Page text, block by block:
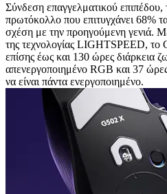
Σύνδεση επαγγελματικού
πρωτόκολλο που επιτυγχάνει 68%
σχέση με την προηγούμενη γενιά.
της τεχνολογίας LIGHTSPEED, το
επίσης έως και 130 ώρες διάρκεια
απενεργοποιημένο RGB και 37
να είναι πάντα ενεργοποιημένο.